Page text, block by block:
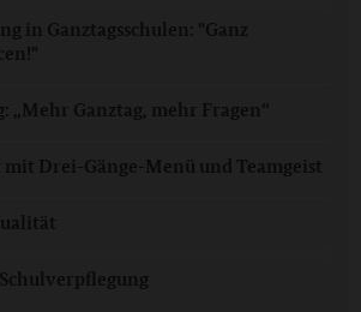
in Ganztagsschulen: "Ganz
„Mehr Ganztag, mehr Fragen“
mit Drei-Gänge-Menü und Teamgeist